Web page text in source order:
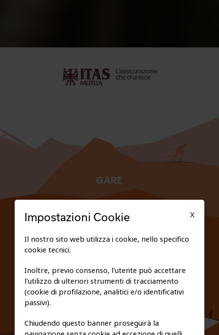
GARE
PRIVACY E COOKIE POLICY
X
Impostazioni Cookie
Il nostro sito web utilizza i cookie, nello specifico
cookie tecnici.
Inoltre, previo consenso, l'utente può accettare
l'utilizzo di ulteriori strumenti di tracciamento
(cookie di profilazione, analitici e/o identificativi
passivi).
Chiudendo questo banner proseguirà la